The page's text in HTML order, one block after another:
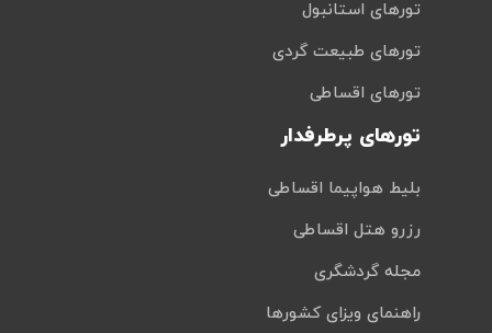
تورهای استانبول
تورهای طبیعت گردی
تورهای اقساطی
تورهای پرطرفدار
بلیط هواپیما اقساطی
رزرو هتل اقساطی
مجله گردشگری
راهنمای ویزای کشورها